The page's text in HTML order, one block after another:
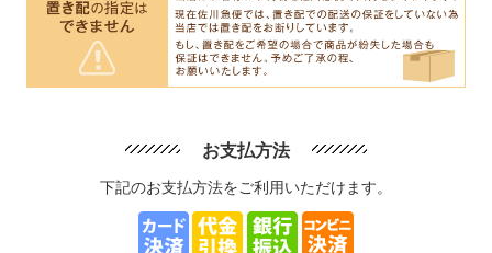
お支払方法
下記のお支払方法をご利用いただけます。